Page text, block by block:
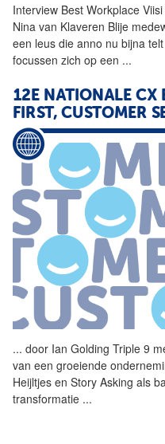
Interview Best Workplace
Nina van Klaveren Blije
een leus die anno nu bijna
focussen zich op een ...
12E NATIONALE CX
FIRST, CUSTOMER
... door Ian Golding Triple 9
van een groeiende
Heijltjes en Story Asking als
transformatie ...